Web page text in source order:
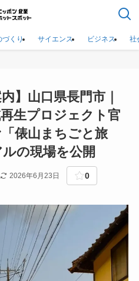
づくり サイエンス ビジネス 社
】山口県長門市｜
生プロジェクト官
俵山まちごと旅
の現場を公開
2026年6月23日 0